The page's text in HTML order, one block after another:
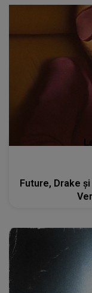
Future, Drake